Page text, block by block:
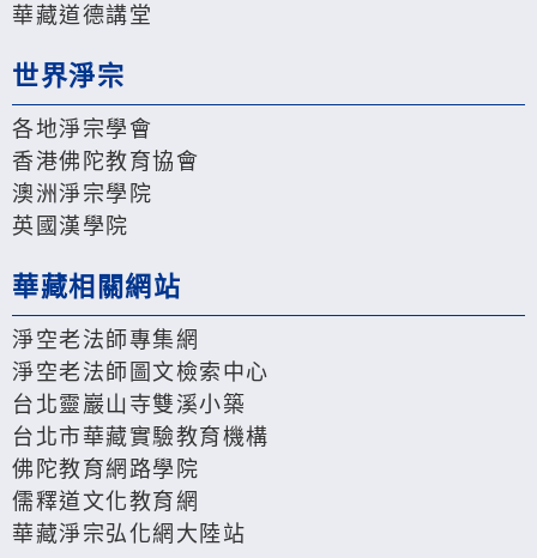
華藏道德講堂
世界淨宗
各地淨宗學會
香港佛陀教育協會
澳洲淨宗學院
英國漢學院
華藏相關網站
淨空老法師專集網
淨空老法師圖文檢索中心
台北靈巖山寺雙溪小築
台北市華藏實驗教育機構
佛陀教育網路學院
儒釋道文化教育網
華藏淨宗弘化網大陸站